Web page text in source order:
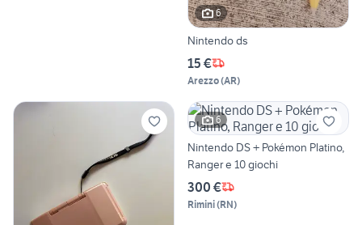
6
Nintendo ds
15 €
Arezzo(AR)
6
Nintendo DS + Pokémon Platino,
Ranger e 10 giochi
300 €
Rimini(RN)